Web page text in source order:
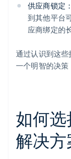
供应商锁定：
到其他平台
应商绑定的
通过认识到这
一个明智的决策
如何
解决方